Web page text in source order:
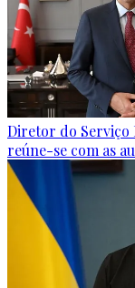
Diretor do Serviço
reúne-se com as